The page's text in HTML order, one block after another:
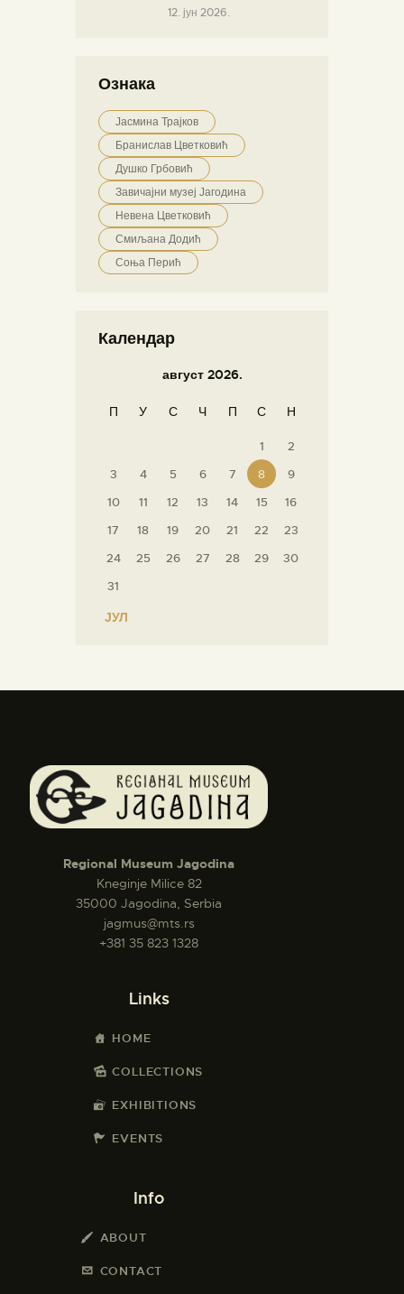
12. јун 2026.
Ознака
Јасмина Трајков
Бранислав Цветковић
Душко Грбовић
Завичајни музеј Јагодина
Невена Цветковић
Смиљана Додић
Соња Перић
Календар
август 2026.
П У С Ч П С Н
1
2
3
4 5 6 7 8
9
10
11 12 13 14 15
16
17
18 19 20 21 22
23
24
25 26 27 28 29
30
31
« ЈУЛ
Regional Museum Jagodina
Kneginje Milice 82
35000 Jagodina, Serbia
jagmus@mts.rs
+381 35 823 1328
Links
HOME
COLLECTIONS
EXHIBITIONS
EVENTS
Info
ABOUT
CONTACT